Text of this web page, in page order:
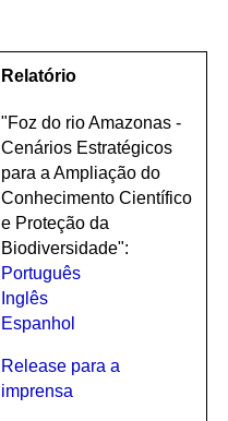
Relatório
"Foz do rio Amazonas -
Cenários Estratégicos
para a Ampliação do
Conhecimento Científico
e Proteção da
Biodiversidade":
Português
Inglês
Espanhol
Release para a
imprensa